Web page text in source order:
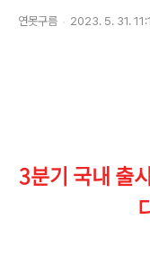
연못구름 2023. 5. 31.
3분기 국내 출